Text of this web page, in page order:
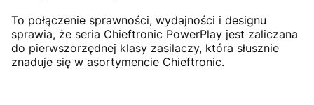
To połączenie sprawności, wydajności i designu
sprawia, że seria Chieftronic PowerPlay jest zaliczana
do pierwszorzędnej klasy zasilaczy, która słusznie
znaduje się w asortymencie Chieftronic.